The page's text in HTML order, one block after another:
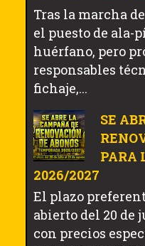
Tras la marcha
el puesto de ala-
huérfano, pero
responsables
fichaje,...
SE
PARA
2026/2027
El plazo
abierto del 20 de
con precios